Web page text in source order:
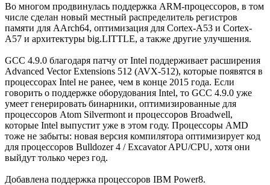
Во многом продвинулась поддержка ARM-процессоров, в том
числе сделан новый местный распределитель регистров
памяти для AArch64, оптимизация для Cortex-A53 и Cortex-
A57 и архитектуры big.LITTLE, а также другие улучшения.
GCC 4.9.0 благодаря патчу от Intel поддерживает расширения
Advanced Vector Extensions 512 (AVX-512), которые появятся в
процессорах Intel не ранее, чем в конце 2015 года. Если
говорить о поддержке оборудования Intel, то GCC 4.9.0 уже
умеет генерировать бинарники, оптимизированные для
процессоров Atom Silvermont и процессоров Broadwell,
которые Intel выпустит уже в этом году. Процессоры AMD
тоже не забыты: новая версия компилятора оптимизирует код
для процессоров Bulldozer 4 / Excavator APU/CPU, хотя они
выйдут только через год.
Добавлена поддержка процессоров IBM Power8.